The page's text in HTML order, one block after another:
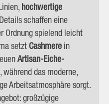
hochwertige
schaffen eine
Ordnung spielend leicht
setzt Cashmere in
Artisan-Eiche-
während das moderne,
Arbeitsatmosphäre sorgt.
großzügige